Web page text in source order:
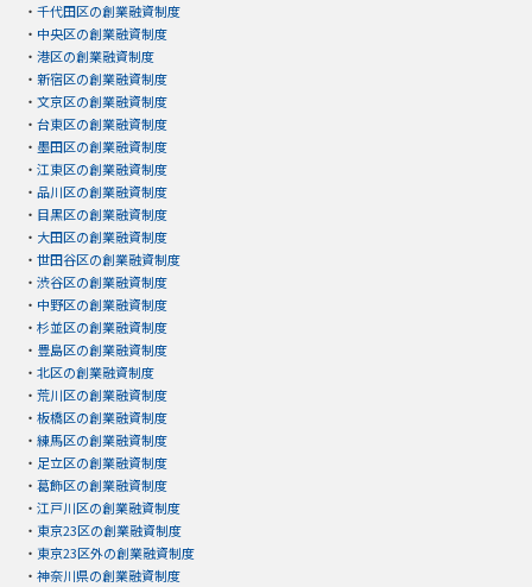
・ 千代田区の創業融資制度
・ 中央区の創業融資制度
・ 港区の創業融資制度
・ 新宿区の創業融資制度
・ 文京区の創業融資制度
・ 台東区の創業融資制度
・ 墨田区の創業融資制度
・ 江東区の創業融資制度
・ 品川区の創業融資制度
・ 目黒区の創業融資制度
・ 大田区の創業融資制度
・ 世田谷区の創業融資制度
・ 渋谷区の創業融資制度
・ 中野区の創業融資制度
・ 杉並区の創業融資制度
・ 豊島区の創業融資制度
・ 北区の創業融資制度
・ 荒川区の創業融資制度
・ 板橋区の創業融資制度
・ 練馬区の創業融資制度
・ 足立区の創業融資制度
・ 葛飾区の創業融資制度
・ 江戸川区の創業融資制度
・ 東京23区の創業融資制度
・ 東京23区外の創業融資制度
・ 神奈川県の創業融資制度